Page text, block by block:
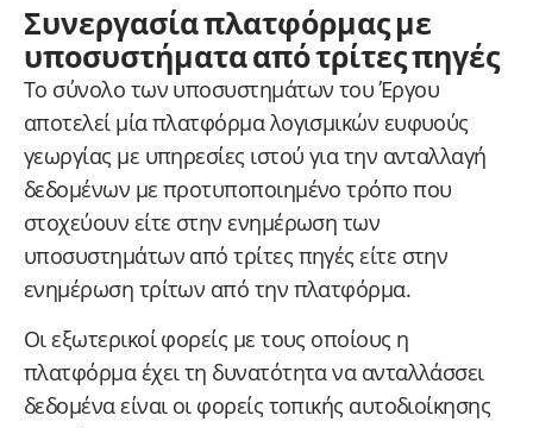
Συνεργασία πλατφόρμας με
υποσυστήματα από τρίτες πηγές
Το σύνολο των υποσυστημάτων του Έργου
αποτελεί μία πλατφόρμα λογισμικών ευφυούς
γεωργίας με υπηρεσίες ιστού για την ανταλλαγή
δεδομένων με προτυποποιημένο τρόπο που
στοχεύουν είτε στην ενημέρωση των
υποσυστημάτων από τρίτες πηγές είτε στην
ενημέρωση τρίτων από την πλατφόρμα.
Οι εξωτερικοί φορείς με τους οποίους η
πλατφόρμα έχει τη δυνατότητα να ανταλλάσσει
δεδομένα είναι οι φορείς τοπικής αυτοδιοίκησης